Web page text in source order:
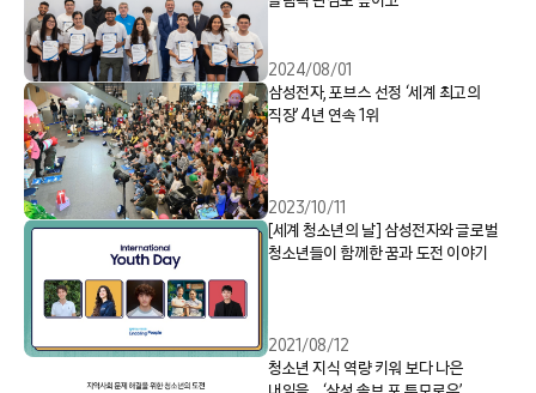
2024/08/01
삼성전자, 포브스 선정 ‘세계 최고의
직장’ 4년 연속 1위
2023/10/11
[세계 청소년의 날] 삼성전자와 글로벌
청소년들이 함께한 꿈과 도전 이야기
2021/08/12
청소년 지식 역량 키워 보다 나은